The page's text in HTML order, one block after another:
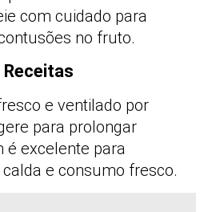
com cuidado para
no fruto.
e ventilado por
para prolongar
é excelente para
e consumo fresco.